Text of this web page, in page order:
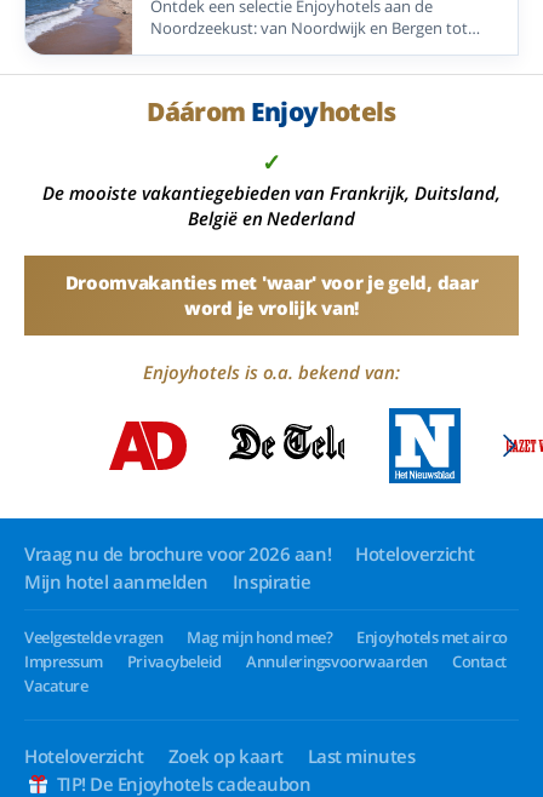
Ontdek een selectie Enjoyhotels aan de
Noordzeekust: van Noordwijk en Bergen tot
Vlieland, Ameland, Blankenberge en Greetsiel.
Dáárom Enjoyhotels
✓
De mooiste vakantiegebieden van Frankrijk, Duitsland,
België en Nederland
Droomvakanties met 'waar' voor je geld, daar
word je vrolijk van!
Enjoyhotels is o.a. bekend van:
Vraag nu de brochure voor 2026 aan!
Hoteloverzicht
Mijn hotel aanmelden
Inspiratie
Veelgestelde vragen Mag mijn hond mee?
Enjoyhotels met airco
Impressum
Privacybeleid Annuleringsvoorwaarden
Contact
Vacature
Hoteloverzicht Zoek op kaart
Last minutes
TIP! De Enjoyhotels cadeaubon